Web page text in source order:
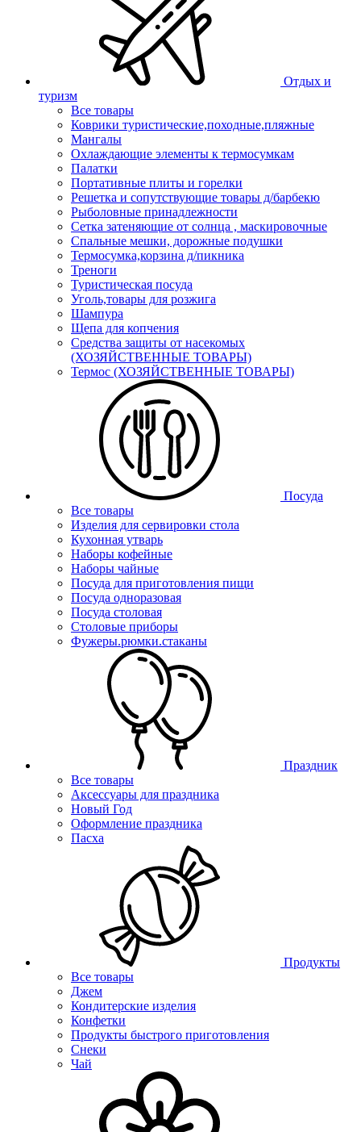
Отдых и
туризм
Все товары
Коврики туристические,походные,пляжные
Мангалы
Охлаждающие элементы к термосумкам
Палатки
Портативные плиты и горелки
Решетка и сопутствующие товары д/барбекю
Рыболовные принадлежности
Сетка затеняющие от солнца , маскировочные
Спальные мешки, дорожные подушки
Термосумка,корзина д/пикника
Треноги
Туристическая посуда
Уголь,товары для розжига
Шампура
Щепа для копчения
Средства защиты от насекомых
(ХОЗЯЙСТВЕННЫЕ ТОВАРЫ)
Термос (ХОЗЯЙСТВЕННЫЕ ТОВАРЫ)
Посуда
Все товары
Изделия для сервировки стола
Кухонная утварь
Наборы кофейные
Наборы чайные
Посуда для приготовления пищи
Посуда одноразовая
Посуда столовая
Столовые приборы
Фужеры.рюмки.стаканы
Праздник
Все товары
Аксессуары для праздника
Новый Год
Оформление праздника
Пасха
Продукты
Все товары
Джем
Кондитерские изделия
Конфетки
Продукты быстрого приготовления
Снеки
Чай